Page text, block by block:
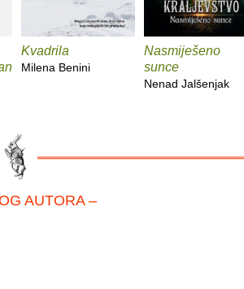
Kvadrila
Milena Benini
Nasmiješeno
sunce
Nenad Jalšenjak
AUTORA –